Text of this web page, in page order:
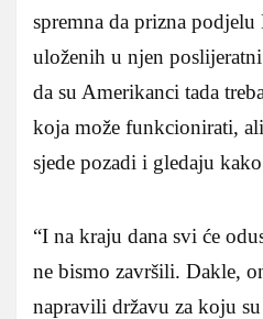
spremna da prizna
uloženih u njen
da su Amerikanci tada
koja može funkcionirati,
sjede pozadi i gledaju kako
“I na kraju dana svi će
ne bismo završili. Dakle,
napravili državu za koju su